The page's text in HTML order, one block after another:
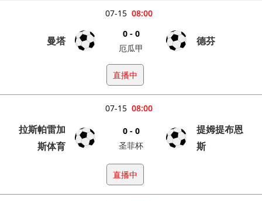
08:00
07-15
曼塔
0 - 0
厄瓜甲
德芬
直播中
08:00
07-15
拉斯帕雷加
斯体育
0 - 0
圣菲杯
提姆提布恩
斯
直播中